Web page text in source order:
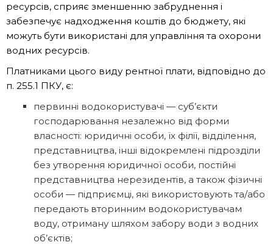
ресурсів, сприяє зменшенню забруднення і
забезпечує надходження коштів до бюджету, які
можуть бути використані для управління та охорони
водних ресурсів.
Платниками цього виду рентної плати, відповідно до
п. 255.1 ПКУ, є:
первинні водокористувачі — суб’єкти
господарювання незалежно від форми
власності: юридичні особи, їх філії, відділення,
представництва, інші відокремлені підрозділи
без утворення юридичної особи, постійні
представництва нерезидентів, а також фізичні
особи — підприємці, які використовують та/або
передають вторинним водокористувачам
воду, отриману шляхом забору води з водних
об’єктів;